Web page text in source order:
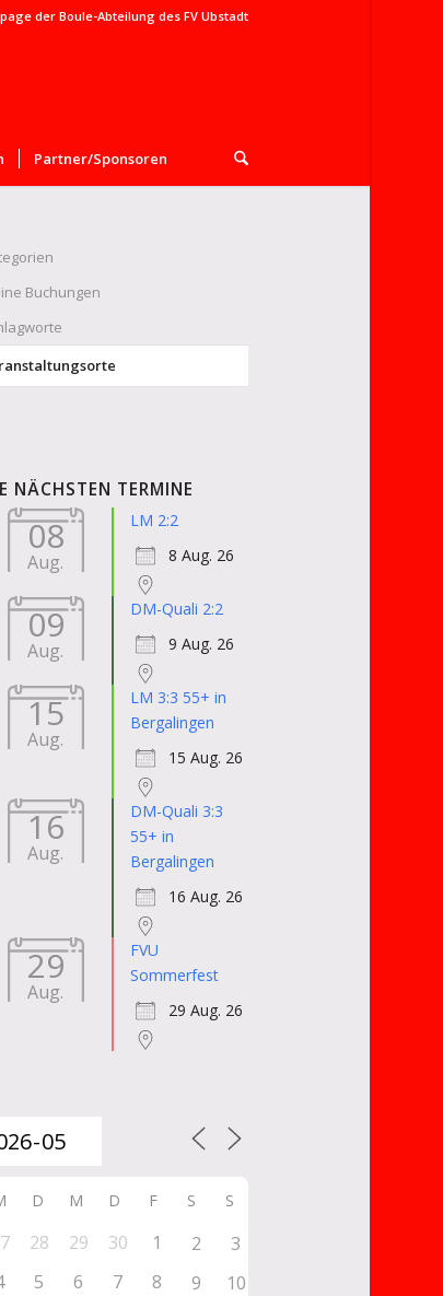
der Boule-Abteilung des FV Ubstadt
Partner/Sponsoren
Buchungen
NÄCHSTEN TERMINE
08
Aug.
LM 2:2
8 Aug. 26
09
Aug.
DM-Quali 2:2
9 Aug. 26
15
Aug.
LM 3:3 55+ in
Bergalingen
15 Aug. 26
16
Aug.
DM-Quali 3:3
55+ in
Bergalingen
16 Aug. 26
29
Aug.
FVU
Sommerfest
29 Aug. 26
D M D F S S
28 29 30 1 2
3
5 6 7 8 9
10